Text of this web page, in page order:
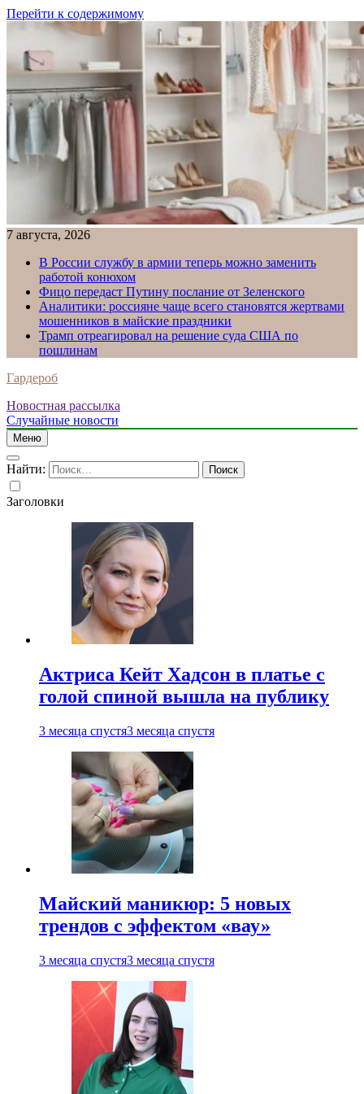
Перейти к содержимому
7 августа, 2026
В России службу в армии теперь можно заменить
работой конюхом
Фицо передаст Путину послание от Зеленского
Аналитики: россияне чаще всего становятся жертвами
мошенников в майские праздники
Трамп отреагировал на решение суда США по
пошлинам
Гардероб
Новостная рассылка
Случайные новости
Меню
Найти:
Заголовки
Актриса Кейт Хадсон в платье с
голой спиной вышла на публику
3 месяца спустя3 месяца спустя
Майский маникюр: 5 новых
трендов с эффектом «вау»
3 месяца спустя3 месяца спустя